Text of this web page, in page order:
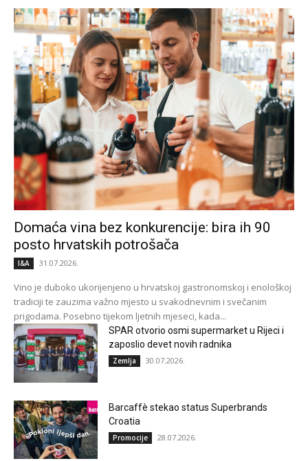
Domaća vina bez konkurencije: bira ih 90
posto hrvatskih potrošača
I&A 31.07.2026.
Vino je duboko ukorijenjeno u hrvatskoj gastronomskoj i enološkoj
tradiciji te zauzima važno mjesto u svakodnevnim i svečanim
prigodama. Posebno tijekom ljetnih mjeseci, kada...
SPAR otvorio osmi supermarket u Rijeci i
zaposlio devet novih radnika
Zemlja 30.07.2026.
Barcaffè stekao status Superbrands
Croatia
Promocije 28.07.2026.